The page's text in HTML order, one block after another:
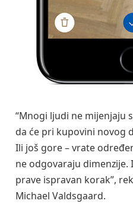
“Mnogi ljudi ne mijenjaju
da će pri kupovini novog
Ili još gore – vrate
ne odgovaraju dimenzije.
prave ispravan korak”,
Michael Valdsgaard.